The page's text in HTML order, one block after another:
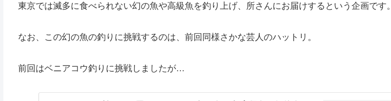
東京では滅多に食べられない幻の魚や高級魚を釣り上げ、所さんにお届けするという企画です。
なお、この幻の魚の釣りに挑戦するのは、前回同様さかな芸人のハットリ。
前回はベニアコウ釣りに挑戦しましたが…